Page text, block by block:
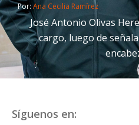
Por: Ana Cecilia Ramírez
José Antonio Olivas
cargo, luego de
Síguenos en: